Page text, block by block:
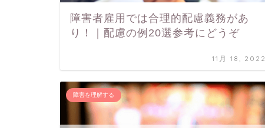
障害者雇用では合理的配慮義務があ
り！｜配慮の例20選参考にどうぞ
11月 18, 2022
障害を理解する